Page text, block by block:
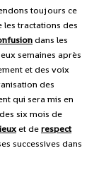
toujours ce
les tractations des
dans les
semaines après
et des voix
des
qui sera mis en
six mois de
et derespect
successives dans